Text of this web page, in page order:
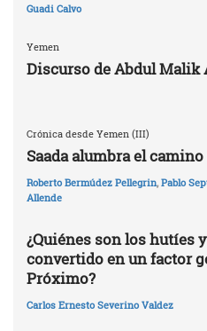
Guadi Calvo
Yemen
Discurso de Abdul Malik
Crónica desde Yemen (III)
Saada alumbra el
Roberto Bermúdez Pellegrin, Pablo
Allende
¿Quiénes son los hutíes
convertido en un factor
Próximo?
Carlos Ernesto Severino Valdez